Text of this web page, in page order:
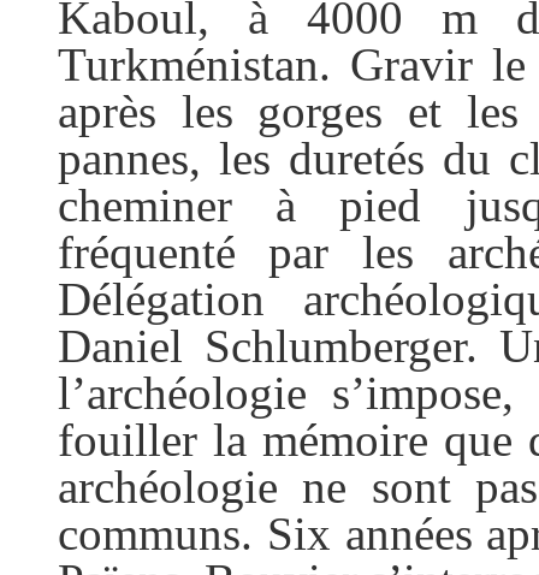
Kaboul, à 4000 m
Turkménistan. Gravir
après les gorges et
pannes, les duretés du
cheminer à pied
fréquenté par les
Délégation
Daniel Schlumberger.
l’archéologie
fouiller la mémoire que
archéologie ne sont
communs. Six années